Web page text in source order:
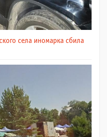
села иномарка сбила